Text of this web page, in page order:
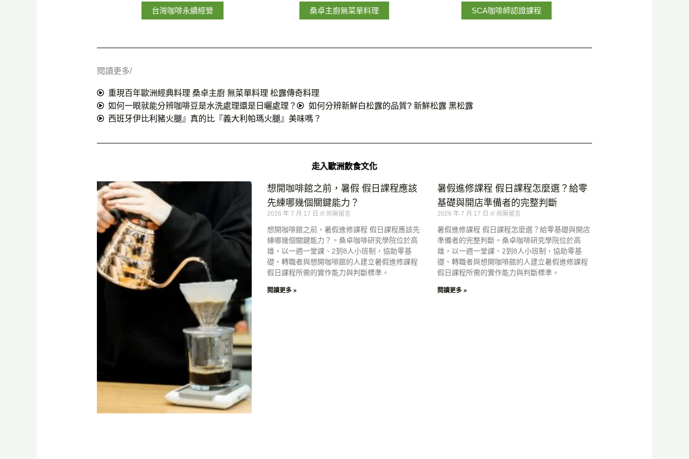
台灣咖啡永續經營 桑卓主廚無菜單料理 SCA咖啡師認證課程
閱讀更多/
重現百年歐洲經典料理 桑卓主廚 無菜單料理 松露傳奇料理
如何一眼就能分辨咖啡豆是水洗處理還是日曬處理？
如何分辨新鮮白松露的品質? 新鮮松露 黑松露
西班牙伊比利豬火腿』真的比『義大利帕瑪火腿』美味嗎？
走入歐洲飲食文化
想開咖啡館之前，暑假 假日課程應該
先練哪幾個關鍵能力？
2026 年 7 月 17 日 尚無留言
想開咖啡館之前，暑假進修課程 假日課程應該先
練哪幾個關鍵能力？。桑卓咖啡研究學院位於高
雄，以一週一堂課、2到8人小班制，協助零基
礎、轉職者與想開咖啡館的人建立暑假進修課程
假日課程所需的實作能力與判斷標準。
閱讀更多 »
暑假進修課程 假日課程怎麼選？給零
基礎與開店準備者的完整判斷
2026 年 7 月 17 日 尚無留言
暑假進修課程 假日課程怎麼選？給零基礎與開店
準備者的完整判斷。桑卓咖啡研究學院位於高
雄，以一週一堂課、2到8人小班制，協助零基
礎、轉職者與想開咖啡館的人建立暑假進修課程
假日課程所需的實作能力與判斷標準。
閱讀更多 »